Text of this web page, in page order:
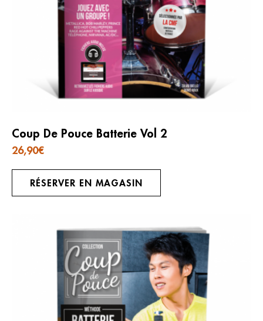
Coup De Pouce Batterie Vol 2
26,90€
RÉSERVER EN MAGASIN